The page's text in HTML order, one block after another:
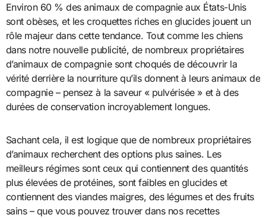
Environ 60 % des animaux de compagnie aux États-Unis
sont obèses, et les croquettes riches en glucides jouent un
rôle majeur dans cette tendance. Tout comme les chiens
dans notre nouvelle publicité, de nombreux propriétaires
d’animaux de compagnie sont choqués de découvrir la
vérité derrière la nourriture qu’ils donnent à leurs animaux de
compagnie – pensez à la saveur « pulvérisée » et à des
durées de conservation incroyablement longues.
Sachant cela, il est logique que de nombreux propriétaires
d’animaux recherchent des options plus saines. Les
meilleurs régimes sont ceux qui contiennent des quantités
plus élevées de protéines, sont faibles en glucides et
contiennent des viandes maigres, des légumes et des fruits
sains – que vous pouvez trouver dans nos recettes